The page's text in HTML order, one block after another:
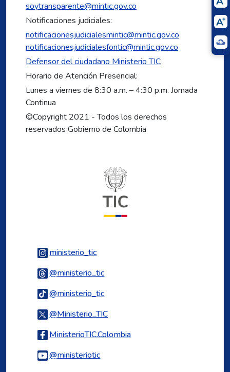
soytransparente@mintic.gov.co
Notificaciones judiciales:
notificacionesjudicialesmintic@mintic.gov.co
notificacionesjudicialesfontic@mintic.gov.co
Defensor del ciudadano Ministerio TIC
Horario de Atención Presencial:
Lunes a viernes de 8:30 a.m. – 4:30 p.m. Jornada
Continua
©Copyright 2021 - Todos los derechos
reservados Gobierno de Colombia
ministerio_ticLogo Instagram
@ministerio_ticLogo Threads
@ministerio_ticLogo Tiktok
@Ministerio_TICLogo Twitter
MinisterioTIC.ColombiaLogo Facebook
@ministerioticLogo Youtube